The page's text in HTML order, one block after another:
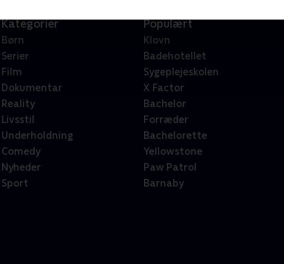
Kategorier
Børn
Serier
Film
Dokumentar
Reality
Livsstil
Underholdning
Comedy
Nyheder
Sport
Populært
Klovn
Badehotellet
Sygeplejeskolen
X Factor
Bachelor
Forræder
Bachelorette
Yellowstone
Paw Patrol
Barnaby